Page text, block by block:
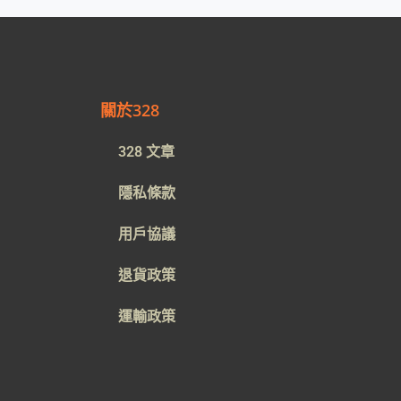
關於328
328 文章
隱私條款
用戶協議
退貨政策
運輸政策